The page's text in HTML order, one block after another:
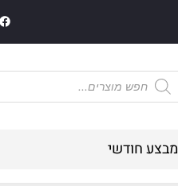
מבצע חודשי